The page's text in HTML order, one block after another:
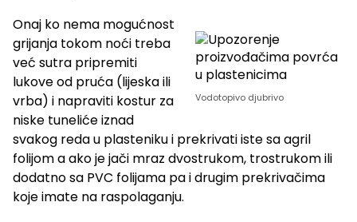
Vodotopivo djubrivo
Onaj ko nema mogućnost
grijanja tokom noći treba
već sutra pripremiti
lukove od pruća (lijeska ili
vrba) i napraviti kostur za
niske tuneliće iznad
svakog reda u plasteniku i prekrivati iste sa agril
folijom a ako je jači mraz dvostrukom, trostrukom ili
dodatno sa PVC folijama pa i drugim prekrivačima
koje imate na raspolaganju.